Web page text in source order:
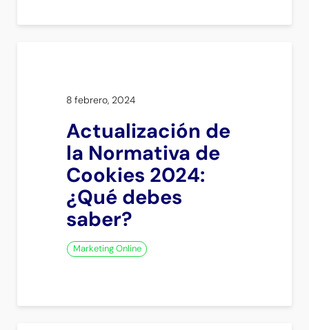
8 febrero, 2024
Actualización de
la Normativa de
Cookies 2024:
¿Qué debes
saber?
Marketing Online